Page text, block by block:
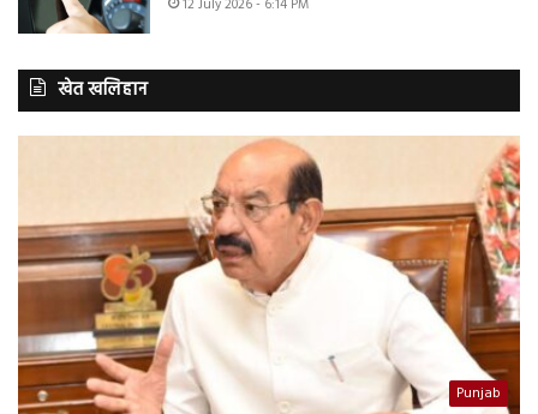
12 July 2026 - 6:14 PM
खेत खलिहान
Punjab